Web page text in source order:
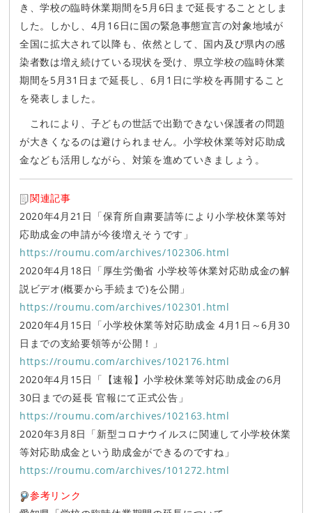
き、学校の臨時休業期間を5月6日まで延長することとしま
した。しかし、4月16日に国の緊急事態宣言の対象地域が
全国に拡大されて以降も、依然として、国内及び県内の感
染者数は増え続けている現状を受け、県立学校の臨時休業
期間を5月31日まで延長し、6月1日に学校を再開すること
を発表しました。
これにより、子どもの世話で出勤できない保護者の問題
が大きくなるのは避けられません。小学校休業等対応助成
金なども活用しながら、対策を進めていきましょう。
関連記事
2020年4月21日「保育所自粛要請等により小学校休業等対
応助成金の申請が今後増えそうです」
https://roumu.com/archives/102306.html
2020年4月18日「厚生労働省 小学校等休業対応助成金の解
説ビデオ(概要から手続まで)を公開」
https://roumu.com/archives/102301.html
2020年4月15日「小学校休業等対応助成金 4月1日～6月30
日までの支給要領等が公開！」
https://roumu.com/archives/102176.html
2020年4月15日「【速報】小学校休業等対応助成金の6月
30日までの延長 官報にて正式公告」
https://roumu.com/archives/102163.html
2020年3月8日「新型コロナウイルスに関連して小学校休業
等対応助成金という助成金ができるのですね」
https://roumu.com/archives/101272.html
参考リンク